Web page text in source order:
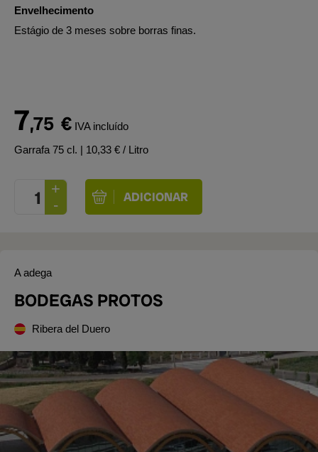
Envelhecimento
Estágio de 3 meses sobre borras finas.
7,75 € IVA incluído
Garrafa 75 cl. | 10,33 € / Litro
A adega
BODEGAS PROTOS
Ribera del Duero